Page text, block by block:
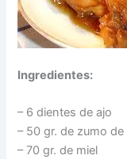
Ingredientes:
– 6 dientes de ajo
– 50 gr. de zumo de
– 70 gr. de miel